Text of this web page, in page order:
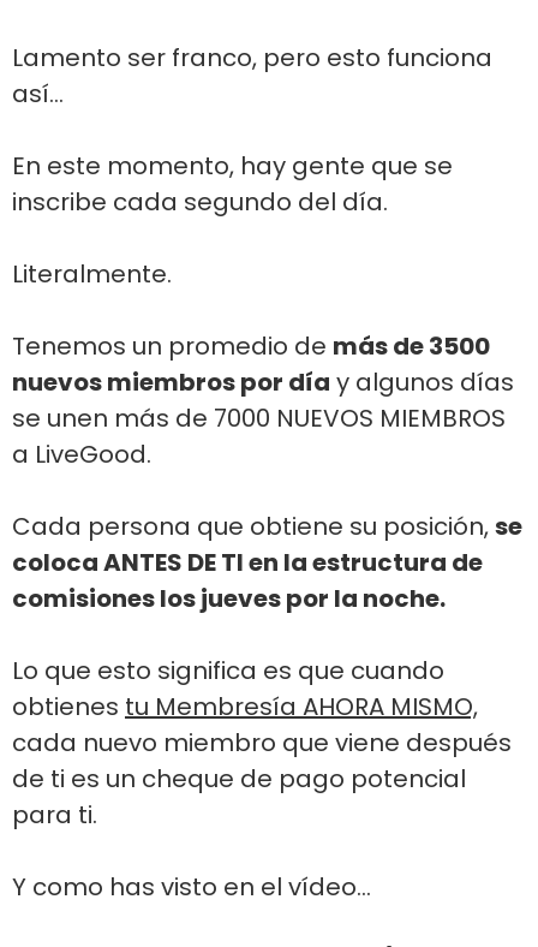
Lamento ser franco, pero esto funciona
así...
En este momento, hay gente que se
inscribe cada segundo del día.
Literalmente.
Tenemos un promedio de más de 3500
nuevos miembros por día y algunos días
se unen más de 7000 NUEVOS MIEMBROS
a LiveGood.
Cada persona que obtiene su posición,se
coloca ANTES DE TI en la estructura de
comisiones los jueves por la noche.
Lo que esto significa es que cuando
obtienes tu Membresía AHORA MISMO,
cada nuevo miembro que viene después
de ti es un cheque de pago potencial
para ti.
Y como has visto en el vídeo...